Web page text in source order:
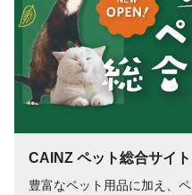
CAINZ ペット総合サイト
豊富なペット用品に加え、